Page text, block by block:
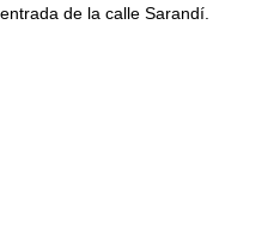
entrada de la calle Sarandí.